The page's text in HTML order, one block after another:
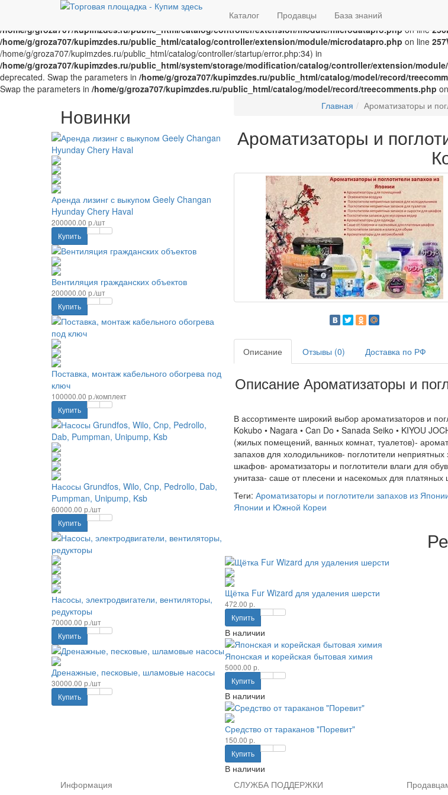
: Trying to access array offset on value of type bool in
/home/g/groza707/kupimzdes.ru/public_html/catalog/controller/extension/module/
/home/g/groza707/kupimzdes.ru/public_html/catalog/controller/extension/module/microdatapro.phpon line256
/home/g/groza707/kupimzdes.ru/public_html/catalog/controller/extension/module/microdatapro.php on line 257
/home/g/groza707/kupimzdes.ru/public_html/catalog/controller/startup/error.php:34) in
/home/g/groza707/kupimzdes.ru/public_html/system/storage/modification/catalog/controller/extension/
deprecated. Swap the parameters in /home/g/groza707/kupimzdes.ru/public_html/catalog/model/record/
Swap the parameters in /home/g/groza707/kupimzdes.ru/public_html/catalog/model/record/treecomments.php
Каталог Продавцы База знаний
Новинки
Аренда лизинг с выкупом Geely Changan
Hyunday Chery Haval
200000.00 р./шт
Купить
Вентиляция гражданских объектов
200000.00 р./шт
Купить
Поставка, монтаж кабельного обогрева под
ключ
100000.00 р./комплект
Купить
Насосы Grundfos, Wilo, Cnp, Pedrollo, Dab,
Pumpman, Unipump, Ksb
60000.00 р./шт
Купить
Насосы, электродвигатели, вентиляторы,
редукторы
70000.00 р./шт
Купить
Дренажные, песковые, шламовые насосы
30000.00 р./шт
Купить
Главная Ароматизаторы и
Ароматизаторы и
Описание Отзывы (0) Доставка по РФ
Описание Ароматизаторы и
В ассортименте широкий выбор ароматизаторов и
Kokubo • Nagara • Can Do • Sanada Seiko • KIYOU
(жилых помещений, ванных комнат, туалетов)-
запахов для холодильников- поглотители
шкафов- ароматизаторы и поглотители влаги для
унитаза- саше от плесени и насекомых для платяных
Теги: Ароматизаторы и поглотители запахов из
Японии и Южной Кореи
Щётка Fur Wizard для удаления шерсти
472.00 р.
Купить
В наличии
Японская и корейская бытовая химия
5000.00 р.
Купить
В наличии
Средство от тараканов "Поревит"
150.00 р.
Купить
В наличии
Информация
СЛУЖБА ПОДДЕРЖКИ